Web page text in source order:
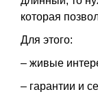
которая
Для этого:
– живые
– гарантии и